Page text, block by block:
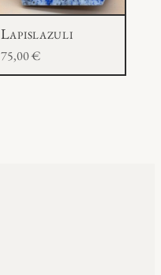
Lapislazuli
75,00€